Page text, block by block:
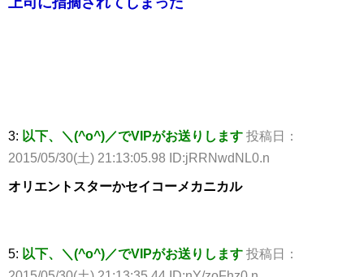
3: 以下、＼(^o^)／でVIPがお送りします 投稿日：
2015/05/30(土) 21:13:05.98 ID:jRRNwdNL0.n
オリエントスターかセイコーメカニカル
5: 以下、＼(^o^)／でVIPがお送りします 投稿日：